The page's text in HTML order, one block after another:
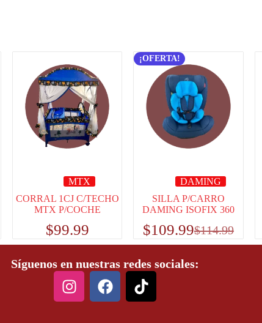
MTX
CORRAL 1CJ C/TECHO
MTX P/COCHE
$99.99
¡OFERTA!
DAMING
SILLA P/CARRO
DAMING ISOFIX 360
$114.99
$109.99
Síguenos en nuestras redes sociales: